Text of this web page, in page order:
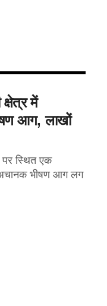
में
आग, लाखों
पर स्थित एक
अचानक भीषण आग लग